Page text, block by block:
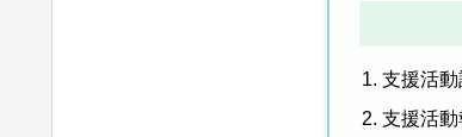
支援活
支援活